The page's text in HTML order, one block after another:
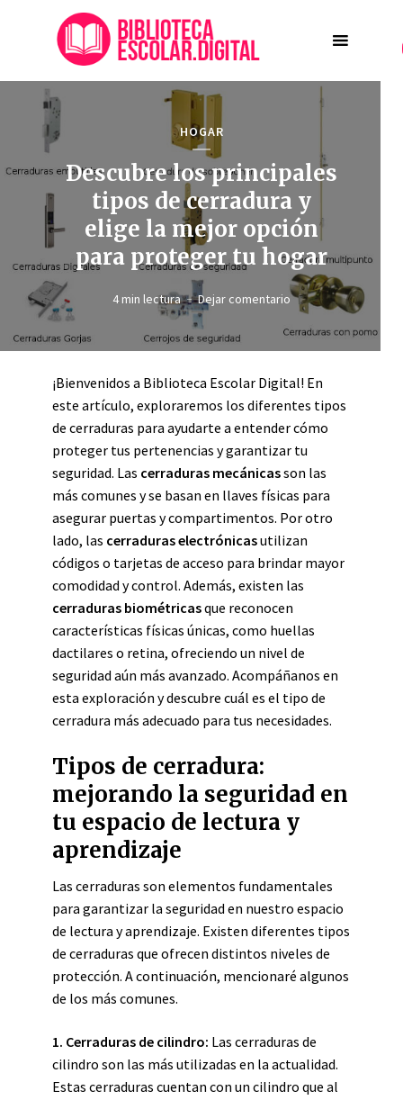
HOGAR
Descubre los principales
tipos de cerradura y
elige la mejor opción
para proteger tu hogar
4 min lectura Dejar comentario
¡Bienvenidos a Biblioteca Escolar Digital! En
este artículo, exploraremos los diferentes tipos
de cerraduras para ayudarte a entender cómo
proteger tus pertenencias y garantizar tu
seguridad. Las cerraduras mecánicasson las
más comunes y se basan en llaves físicas para
asegurar puertas y compartimentos. Por otro
lado, las cerraduras electrónicasutilizan
códigos o tarjetas de acceso para brindar mayor
comodidad y control. Además, existen las
cerraduras biométricasque reconocen
características físicas únicas, como huellas
dactilares o retina, ofreciendo un nivel de
seguridad aún más avanzado. Acompáñanos en
esta exploración y descubre cuál es el tipo de
cerradura más adecuado para tus necesidades.
Tipos de cerradura:
mejorando la seguridad en
tu espacio de lectura y
aprendizaje
Las cerraduras son elementos fundamentales
para garantizar la seguridad en nuestro espacio
de lectura y aprendizaje. Existen diferentes tipos
de cerraduras que ofrecen distintos niveles de
protección. A continuación, mencionaré algunos
de los más comunes.
1. Cerraduras de cilindro: Las cerraduras de
cilindro son las más utilizadas en la actualidad.
Estas cerraduras cuentan con un cilindro que al